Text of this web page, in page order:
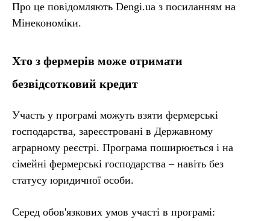
Про це повідомляють Dengi.ua з посиланням на
Мінекономіки.
Хто з фермерів може отримати
безвідсотковий кредит
Участь у програмі можуть взяти фермерські
господарства, зареєстровані в Державному
аграрному реєстрі. Програма поширюється і на
сімейні фермерські господарства – навіть без
статусу юридичної особи.
Серед обов'язкових умов участі в програмі: